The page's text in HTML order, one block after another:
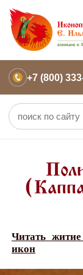
+7 (800)
Читать
икон